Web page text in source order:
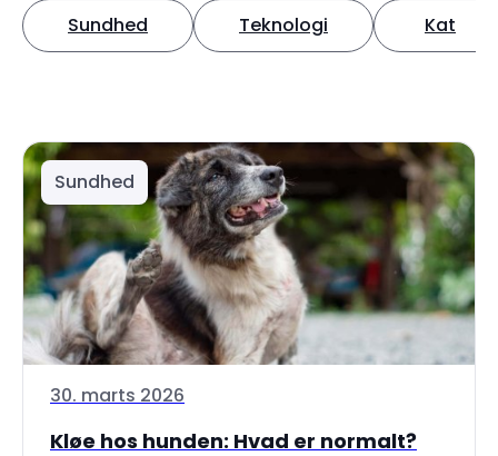
Sundhed Teknologi Kat
Sundhed
30. marts 2026
Kløe hos hunden: Hvad er normalt?